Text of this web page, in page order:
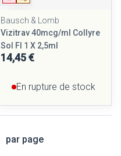
Bausch & Lomb
Vizitrav 40mcg/ml Collyre
Sol Fl 1 X 2,5ml
14,45 €
En rupture de stock
par page